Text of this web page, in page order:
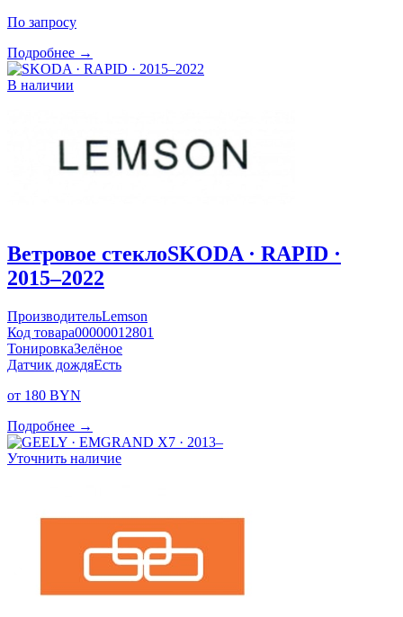
По запросу
Подробнее →
В наличии
Ветровое стеклоSKODA · RAPID ·
2015–2022
ПроизводительLemson
Код товара00000012801
ТонировкаЗелёное
Датчик дождяЕсть
от 180 BYN
Подробнее →
Уточнить наличие